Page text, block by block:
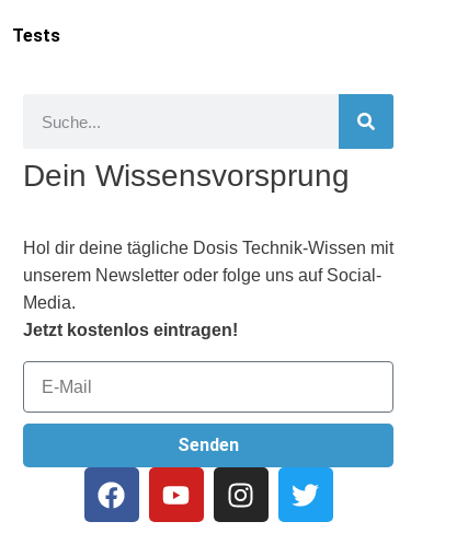
Tests
Dein Wissensvorsprung
Hol dir deine tägliche Dosis Technik-Wissen mit
unserem Newsletter oder folge uns auf Social-
Media.
Jetzt kostenlos eintragen!
Senden